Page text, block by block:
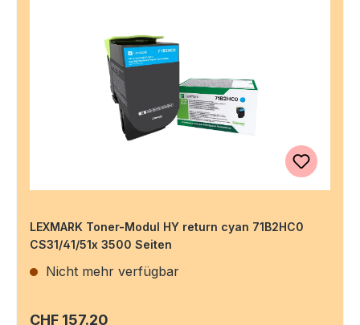
LEXMARK Toner-Modul HY return cyan 71B2HC0
CS31/41/51x 3500 Seiten
Nicht mehr verfügbar
Regulärer Preis:
CHF 157.20